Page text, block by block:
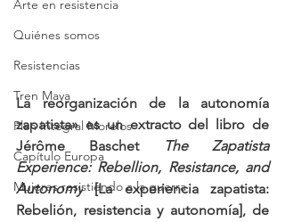
Arte en resistencia
Quiénes somos
Resistencias
Tren Maya
Plan Integral Morelos
Capítulo Europa
Mujeres resistiendo a la guerra
La reorganización de la autonomía
zapatista» es un extracto del libro de
Jérôme Baschet
The Zapatista
Experience: Rebellion, Resistance, and
Autonomy [La experiencia zapatista:
Rebelión, resistencia y autonomía], de